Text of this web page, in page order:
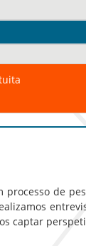
processo de
captar